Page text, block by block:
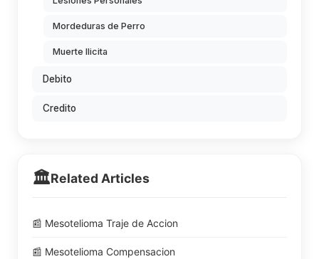
Mordeduras de Perro
Muerte Ilicita
Debito
Credito
🏛️Related Articles
📰 Mesotelioma Traje de Accion
📰 Mesotelioma Compensacion